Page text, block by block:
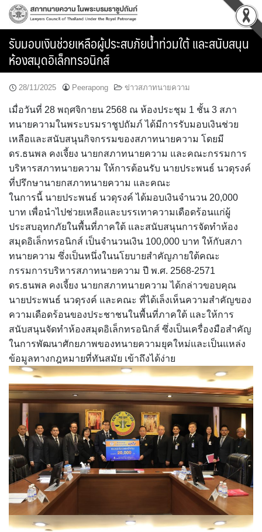
Skip
content
รับมอบเงินช่วยเหลือผู้ประสบภัยน้ำท่วมใต้ และสนับสนุน
ห้องสมุดอิเล็กทรอนิกส์
28/11/2025 Peerapong ข่าวสภาทนายความ
เมื่อวันที่ 28 พฤศจิกายน 2568 ณ ห้องประชุม 1 ชั้น 3 สภา
ทนายความในพระบรมราชูปถัมภ์ ได้มีการรับมอบเงินช่วย
เหลือและสนับสนุนกิจกรรมของสภาทนายความ โดยมี
ดร.ธนพล คงเจี้ยง นายกสภาทนายความ และคณะกรรมการ
บริหารสภาทนายความ ให้การต้อนรับ นายประพนธ์ นวดุรงค์
ที่ปรึกษานายกสภาทนายความ และคณะ
ในการนี้ นายประพนธ์ นวดุรงค์ ได้มอบเงินจำนวน 20,000
บาท เพื่อนำไปช่วยเหลือและบรรเทาความเดือดร้อนแก่ผู้
ประสบอุทกภัยในพื้นที่ภาคใต้ และสนับสนุนการจัดทำห้อง
สมุดอิเล็กทรอนิกส์ เป็นจำนวนเงิน 100,000 บาท ให้กับสภา
ทนายความ ซึ่งเป็นหนึ่งในนโยบายสำคัญภายใต้คณะ
กรรมการบริหารสภาทนายความ ปี พ.ศ. 2568-2571
ดร.ธนพล คงเจี้ยง นายกสภาทนายความ ได้กล่าวขอบคุณ
นายประพนธ์ นวดุรงค์ และคณะ ที่ได้เล็งเห็นความสำคัญของ
ความเดือดร้อนของประชาชนในพื้นที่ภาคใต้ และให้การ
สนับสนุนจัดทำห้องสมุดอิเล็กทรอนิกส์ ซึ่งเป็นเครื่องมือสำคัญ
ในการพัฒนาศักยภาพของทนายความยุคใหม่และเป็นแหล่ง
ข้อมูลทางกฎหมายที่ทันสมัย เข้าถึงได้ง่าย